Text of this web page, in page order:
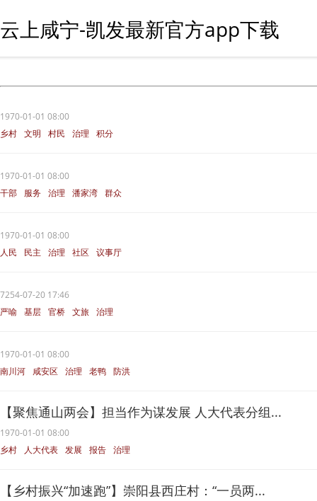
云上咸宁-凯发最新官方app下载
1970-01-01 08:00
乡村 文明 村民 治理 积分
1970-01-01 08:00
干部
服务 治理 潘家湾 群众
1970-01-01 08:00
人民
民主 治理 社区 议事厅
7254-07-20 17:46
严喻 基层 官桥 文旅 治理
1970-01-01 08:00
南川河
咸安区 治理 老鸭 防洪
【聚焦通山两会】担当作为谋发展 人大代表分组...
1970-01-01 08:00
乡村
人大代表 发展 报告 治理
【乡村振兴“加速跑”】崇阳县西庄村：“一员两...